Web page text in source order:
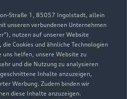
Straße 1, 85057 Ingolstadt, allein
unseren verbundenen Unternehmen
nutzen auf unserer Website
Cookies und ähnliche Technologien
helfen, unsere Website zu
und die Nutzung zu analysieren
Inhalte anzuzeigen,
Werbung. Zudem binden wir
diese Inhalte anzuzeigen.